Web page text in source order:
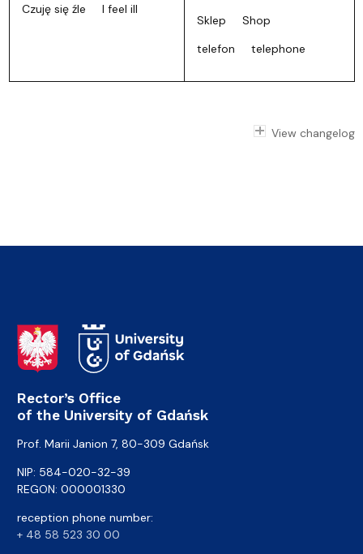
Czuję się źle I feel ill
Sklep Shop
telefon telephone
View changelog
Rector’s Office
of the University of Gdańsk
Prof. Marii Janion 7, 80-309 Gdańsk
NIP: 584-020-32-39
REGON: 000001330
reception phone number:
+ 48 58 523 30 00